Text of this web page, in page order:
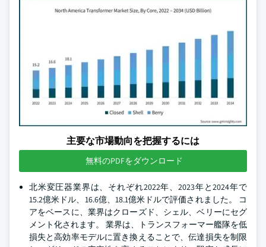
主要な市場動向を把握するには
無料のPDFをダウンロード
北米変圧器業界は、それぞれ2022年、2023年と2024年で
15.2億米ドル、16.6億、18.1億米ドルで評価されました。 コ
アをベースに、業界はクローズド、シェル、ベリーにセグ
メント化されます。 業界は、トランスフォーマー艦隊を低
損失と高効率モデルに置き換えることで、伝達損失を制限